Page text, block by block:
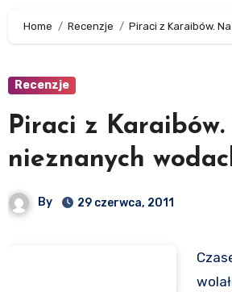
Home Recenzje Piraci z Karaibów.
Recenzje
Piraci z Karaibów.
nieznanych
By 29 czerwca, 2011
Czasem naprawdę